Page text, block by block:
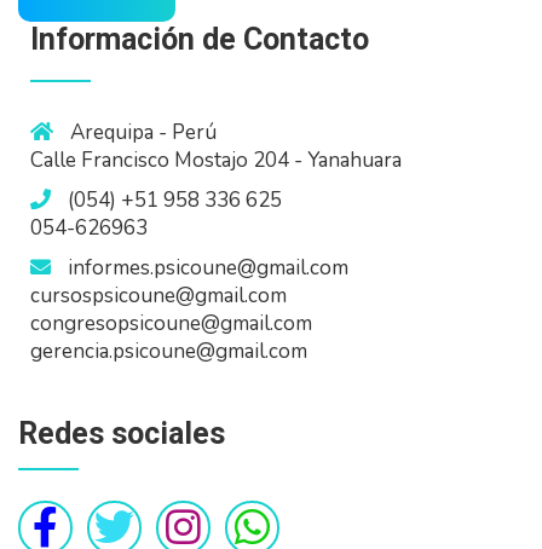
Información de Contacto
Arequipa - Perú
Calle Francisco Mostajo 204 - Yanahuara
(054) +51 958 336 625
054-626963
informes.psicoune@gmail.com
cursospsicoune@gmail.com
congresopsicoune@gmail.com
gerencia.psicoune@gmail.com
Redes sociales